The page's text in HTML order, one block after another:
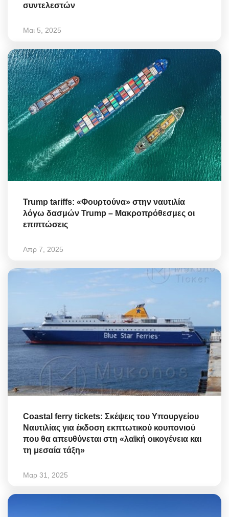
συντελεστών
Μαι 5, 2025
Trump tariffs: «Φουρτούνα» στην ναυτιλία
λόγω δασμών Trump – Μακροπρόθεσμες οι
επιπτώσεις
Απρ 7, 2025
Coastal ferry tickets: Σκέψεις του Υπουργείου
Ναυτιλίας για έκδοση εκπτωτικού κουπονιού
που θα απευθύνεται στη «λαϊκή οικογένεια και
τη μεσαία τάξη»
Μαρ 31, 2025